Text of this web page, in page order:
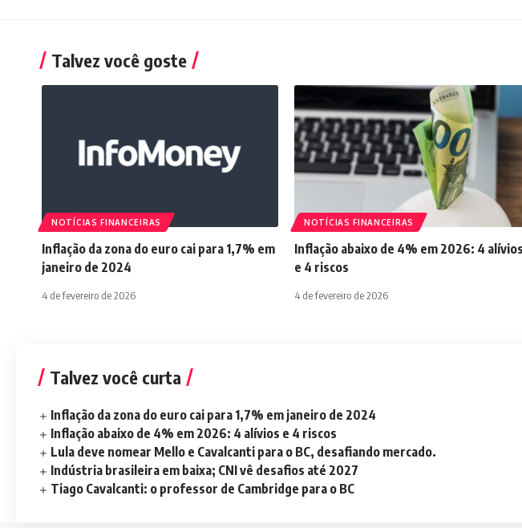
Talvez você goste
NOTÍCIAS FINANCEIRAS
Inflação da zona do euro cai para 1,7% em
janeiro de 2024
4 de fevereiro de 2026
NOTÍCIAS FINANCEIRAS
Inflação abaixo de 4% em 2026: 4 alívios
e 4 riscos
4 de fevereiro de 2026
Talvez você curta
Inflação da zona do euro cai para 1,7% em janeiro de 2024
Inflação abaixo de 4% em 2026: 4 alívios e 4 riscos
Lula deve nomear Mello e Cavalcanti para o BC, desafiando mercado.
Indústria brasileira em baixa; CNI vê desafios até 2027
Tiago Cavalcanti: o professor de Cambridge para o BC